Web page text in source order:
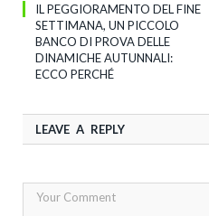
IL PEGGIORAMENTO DEL FINE
SETTIMANA, UN PICCOLO
BANCO DI PROVA DELLE
DINAMICHE AUTUNNALI:
ECCO PERCHÉ
LEAVE A REPLY